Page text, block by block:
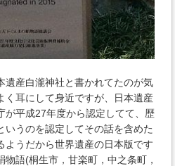
遺産白瀧神社と書かれてたのが気
く耳にして身近ですが、日本遺産
が平成27年度から認定してて、歴
いうのを認定してその話を含めた
ようだから世界遺産の日本版です
語(桐生市，甘楽町，中之条町，